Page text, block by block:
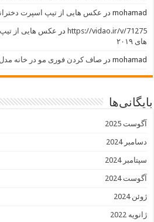
mohamad در عکس هایی از تیپ اسپرت دخترانه
https://vidao.ir/v/71275 در عکس هایی از تیپ
های ۲۰۱۹
mohamad در صاف کردن فوری مو در خانه
بایگانی‌ها
آگوست 2025
دسامبر 2024
سپتامبر 2024
آگوست 2024
ژوئن 2024
ژانویه 2022